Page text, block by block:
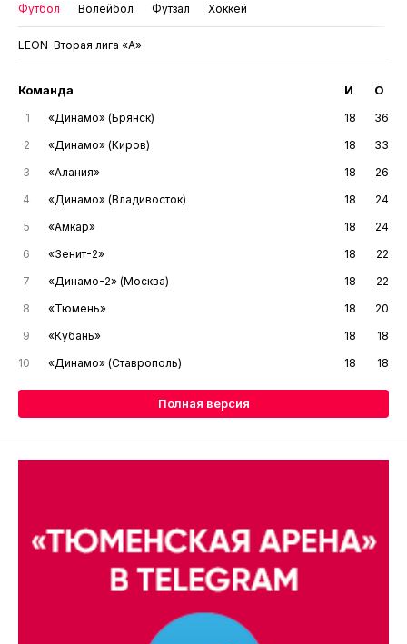
Футбол Волейбол Футзал Хоккей
LEON-Вторая лига «А»
Команда И О
1 «Динамо» (Брянск) 18
36
2
«Динамо» (Киров) 18
33
3
«Алания» 18
26
4
«Динамо» (Владивосток) 18
24
5
«Амкар» 18
24
6
«Зенит-2» 18
22
7
«Динамо-2» (Москва) 18
22
8
«Тюмень» 18
20
9
«Кубань» 18
18
10
«Динамо» (Ставрополь) 18 18
Полная версия